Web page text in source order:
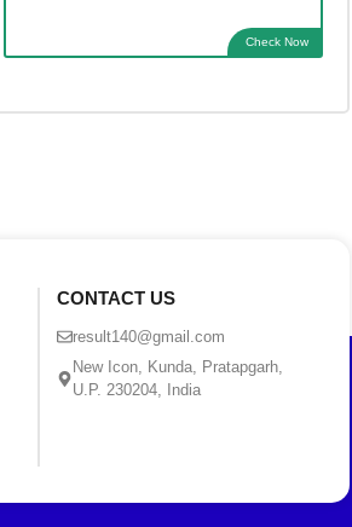
Check Now
CONTACT US
result140@gmail.com
New Icon, Kunda, Pratapgarh,
U.P. 230204, India